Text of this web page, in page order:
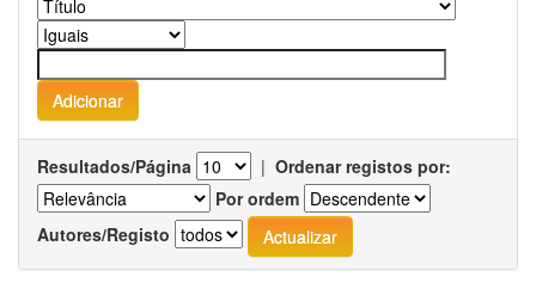
Resultados/Página | Ordenar registos por:
Por ordem
Autores/Registo